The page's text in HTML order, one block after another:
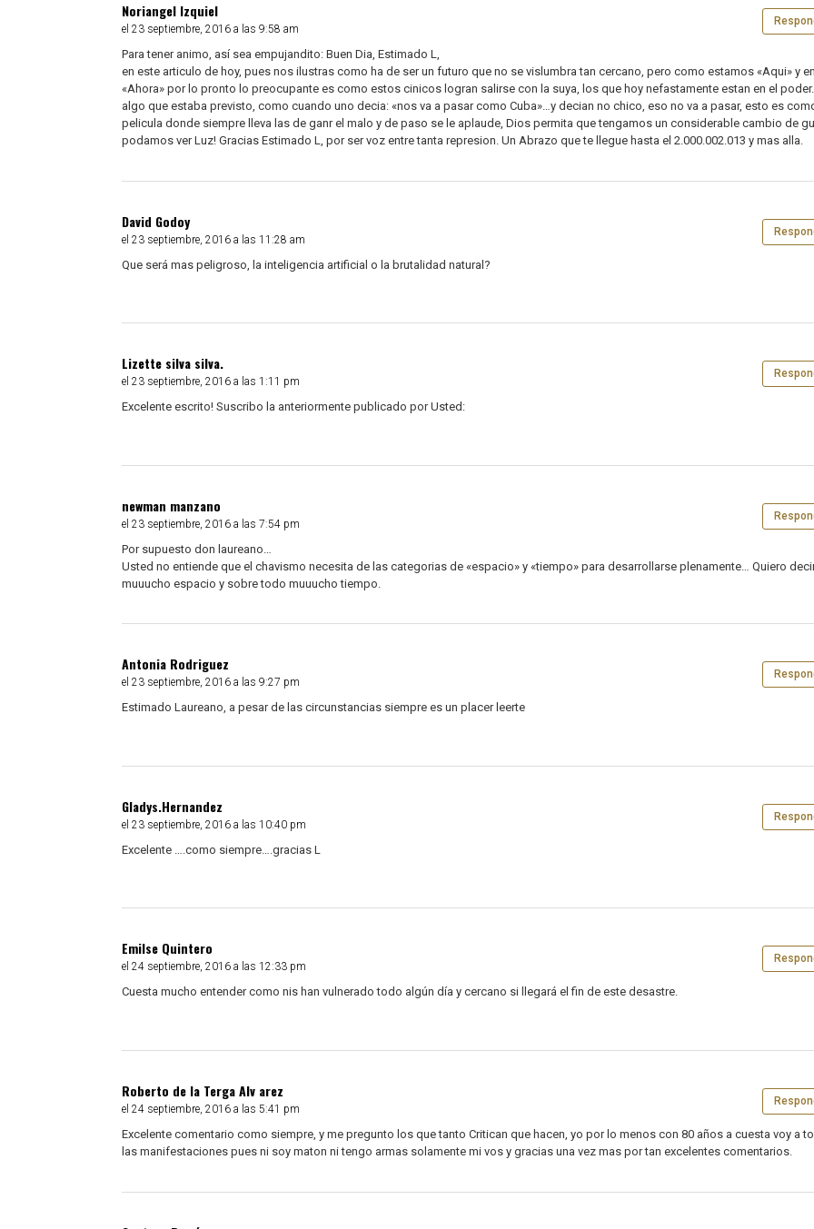
Noriangel Izquiel
el 23 septiembre, 2016 a las 9:58 am
Para tener animo, así sea empujandito: Buen Dia, Estimado L,
en este articulo de hoy, pues nos ilustras como ha de ser un futuro que no se vislumbra tan cercano, pero como estamos «Aqui» y
«Ahora» por lo pronto lo preocupante es como estos cinicos logran salirse con la suya, los que hoy nefastamente estan en el
algo que estaba previsto, como cuando uno decia: «nos va a pasar como Cuba»…y decian no chico, eso no va a pasar, esto es
pelicula donde siempre lleva las de ganr el malo y de paso se le aplaude, Dios permita que tengamos un considerable cambio de
podamos ver Luz! Gracias Estimado L, por ser voz entre tanta represion. Un Abrazo que te llegue hasta el 2.000.002.013 y mas alla.
David Godoy
el 23 septiembre, 2016 a las 11:28 am
Que será mas peligroso, la inteligencia artificial o la brutalidad natural?
Lizette silva silva.
el 23 septiembre, 2016 a las 1:11 pm
Excelente escrito! Suscribo la anteriormente publicado por Usted:
newman manzano
el 23 septiembre, 2016 a las 7:54 pm
Por supuesto don laureano…
Usted no entiende que el chavismo necesita de las categorias de «espacio» y «tiempo» para desarrollarse plenamente… Quiero
muuucho espacio y sobre todo muuucho tiempo.
Antonia Rodriguez
el 23 septiembre, 2016 a las 9:27 pm
Estimado Laureano, a pesar de las circunstancias siempre es un placer leerte
Gladys.Hernandez
el 23 septiembre, 2016 a las 10:40 pm
Excelente ….como siempre….gracias L
Emilse Quintero
el 24 septiembre, 2016 a las 12:33 pm
Cuesta mucho entender como nis han vulnerado todo algún día y cercano si llegará el fin de este desastre.
Roberto de la Terga Alv arez
el 24 septiembre, 2016 a las 5:41 pm
Excelente comentario como siempre, y me pregunto los que tanto Critican que hacen, yo por lo menos con 80 años a cuesta voy a
las manifestaciones pues ni soy maton ni tengo armas solamente mi vos y gracias una vez mas por tan excelentes comentarios.